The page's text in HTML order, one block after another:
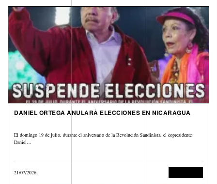
DANIEL ORTEGA ANULARÀ ELECCIONES EN NICARAGUA
El domingo 19 de julio, durante el aniversario de la Revolución Sandinista, el copresidente
Daniel…
21/07/2026